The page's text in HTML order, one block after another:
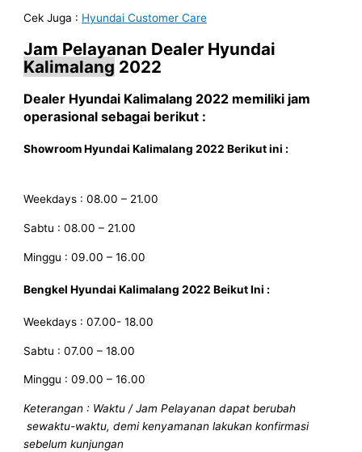
Cek Juga : Hyundai Customer Care
Jam Pelayanan Dealer Hyundai
Kalimalang 2022
Dealer Hyundai Kalimalang 2022 memiliki jam
operasional sebagai berikut :
Showroom HyundaiKalimalang 2022Berikut ini :
Weekdays : 08.00 – 21.00
Sabtu : 08.00 – 21.00
Minggu : 09.00 – 16.00
Bengkel HyundaiKalimalang 2022Beikut Ini :
Weekdays : 07.00- 18.00
Sabtu : 07.00 – 18.00
Minggu : 09.00 – 16.00
Keterangan : Waktu / Jam Pelayanan dapat berubah
sewaktu-waktu, demi kenyamanan lakukan konfirmasi
sebelum kunjungan